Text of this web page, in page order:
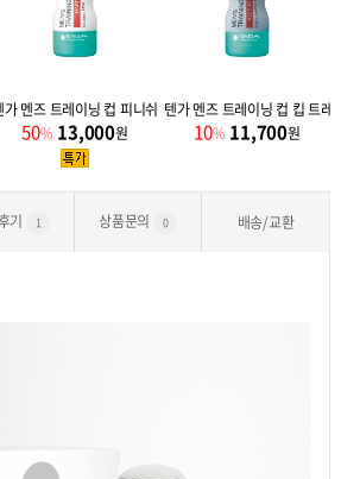
가 사은품
가 멘즈 트레이닝 컵 피니쉬 트레이닝 (3단계 1+1)
50% 13,000원
텐가 멘즈 트레이닝 컵 킵 트
10% 11,700원
기 1 상품문의 0 배송/교환